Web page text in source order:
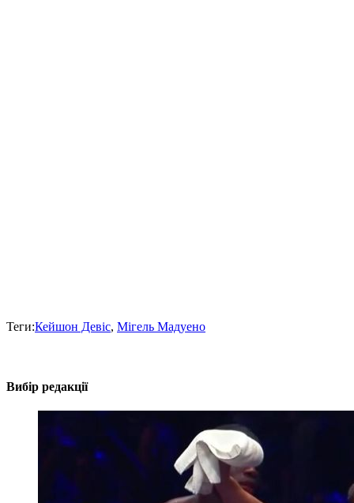
Теги:Кейшон Девіс, Мігель Мадуено
Вибір редакції